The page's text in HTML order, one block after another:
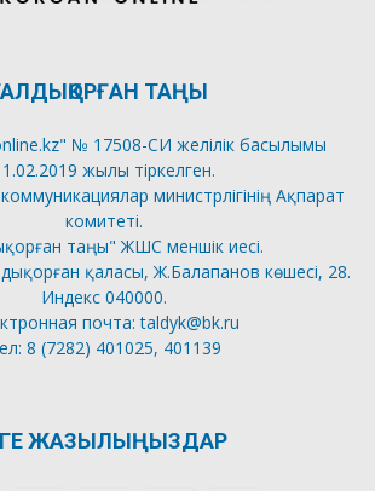
ТАҢЫ
№ 17508-СИ желілік басылымы
жылы тіркелген.
министрлігінің Ақпарат
комитеті.
таңы" ЖШС меншік иесі.
қаласы, Ж.Балапанов көшесі, 28.
Индекс 040000.
почта: taldyk@bk.ru
8 (7282) 401025, 401139
ЖАЗЫЛЫҢЫЗДАР